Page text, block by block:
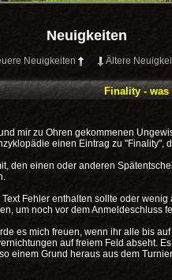
Neuigkeiten
Neuigkeiten Ältere
Finality -
mir zu Ohren gekommenen
einen Eintrag zu "Finality",
den einen oder anderen
Text Fehler enthalten sollte oder wenig
um noch vor dem Anmeldeschluss
es mich freuen, wenn ihr alle bis
auf freiem Feld abseht.
einem Grund heraus aus dem